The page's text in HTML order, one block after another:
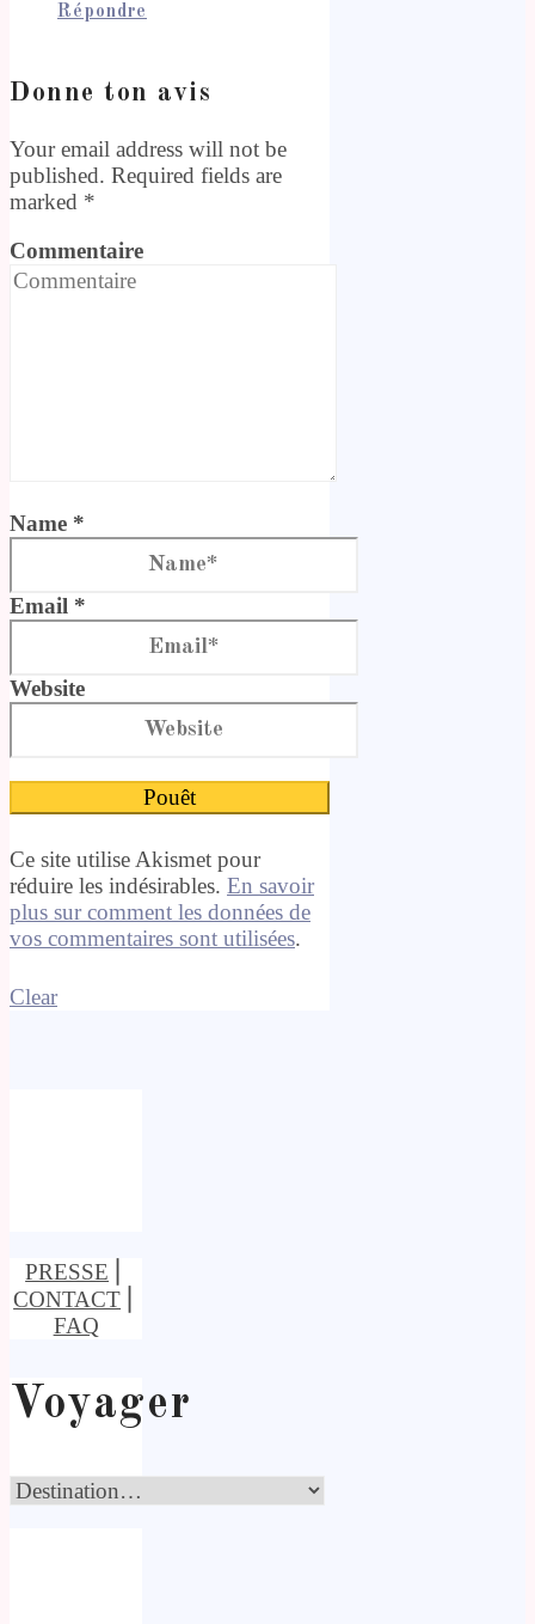
Répondre
Donne ton avis
Your email address will not be
published. Required fields are
marked *
Commentaire
Name *
Email *
Website
Ce site utilise Akismet pour
réduire les indésirables. En savoir
plus sur comment les données de
vos commentaires sont utilisées.
Clear
PRESSE
CONTACT
FAQ
Voyager